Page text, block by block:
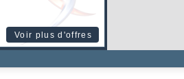
Voir plus d'offres